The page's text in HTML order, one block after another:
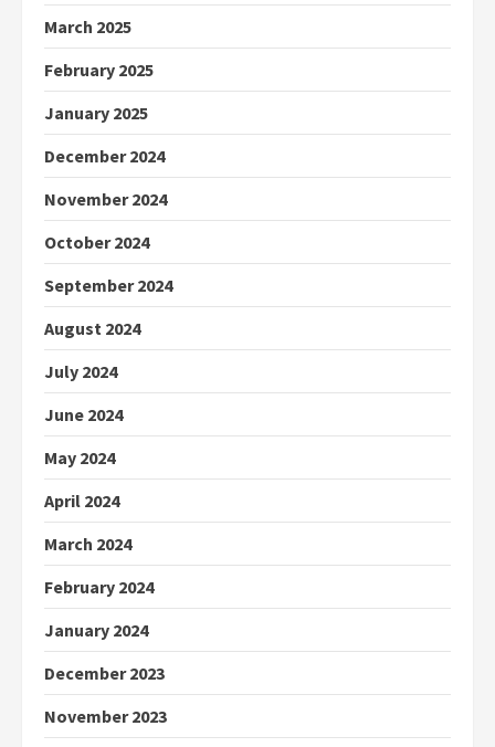
March 2025
February 2025
January 2025
December 2024
November 2024
October 2024
September 2024
August 2024
July 2024
June 2024
May 2024
April 2024
March 2024
February 2024
January 2024
December 2023
November 2023